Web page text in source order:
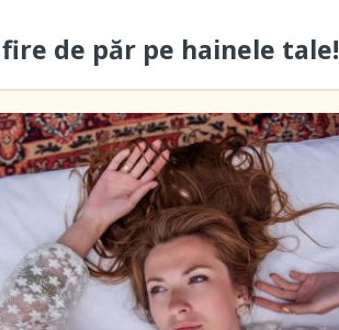
de păr pe hainele tale!